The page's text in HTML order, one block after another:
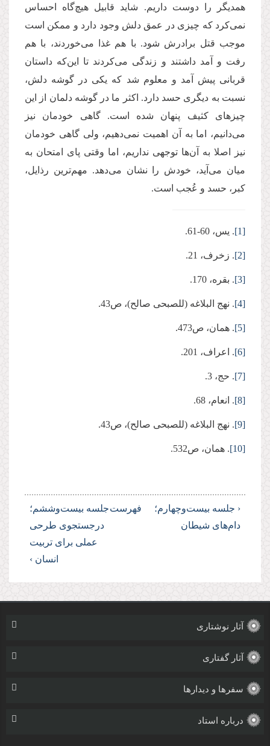
همدیگر را دوست داریم. شاید قابیل هیچ‌گاه احساس
نمی‌کرد که چیزی در عمق دلش وجود دارد و ممکن است
موجب قتل برادرش شود. با هم غذا می‌خوردند، با هم
رفت و آمد داشتند و زندگی می‌کردند تا این‌که داستان
قربانی پیش آمد و معلوم شد که یکی در گوشه دلش،
نسبت به دیگری حسد دارد. اکثر ما در گوشه دلمان از این
چیزهای کثیف پنهان شده است. گاهی خودمان نیز
می‌دانیم، اما به آن اهمیت نمی‌دهیم، ولی گاهی خودمان
نیز اصلا به آن‌ها توجهی نداریم، اما وقتی پای امتحان به
میان می‌آید،‌ خودش را نشان می‌دهد. مهم‌ترین رذایل،
کبر، حسد و عُجب است.
[1]. یس، 60-61.
[2]. زخرف، 21.
[3]. بقره، 170.
[4]. نهج البلاغه (للصبحی صالح)، ص43.
[5]. همان، ص473.
[6]. اعراف، 201.
[7]. حج، 3.
[8]. انعام، 68.
[9]. نهج البلاغه (للصبحی صالح)، ص43.
[10]. همان، ص532.
‹ جلسه بیست‌وچهارم؛
دام‌های شیطان
فهرستجلسه بیست‌وششم؛
درجستجوی طرحی
عملی برای تربیت
انسان ›
آثار نوشتاری
آثار گفتاری
سفرها و دیدارها
درباره استاد